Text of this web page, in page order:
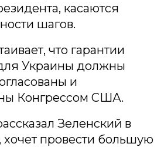
касаются
шагов.
что гарантии
Украины должны
и
Конгрессом США.
Зеленский в
хочет провести большую